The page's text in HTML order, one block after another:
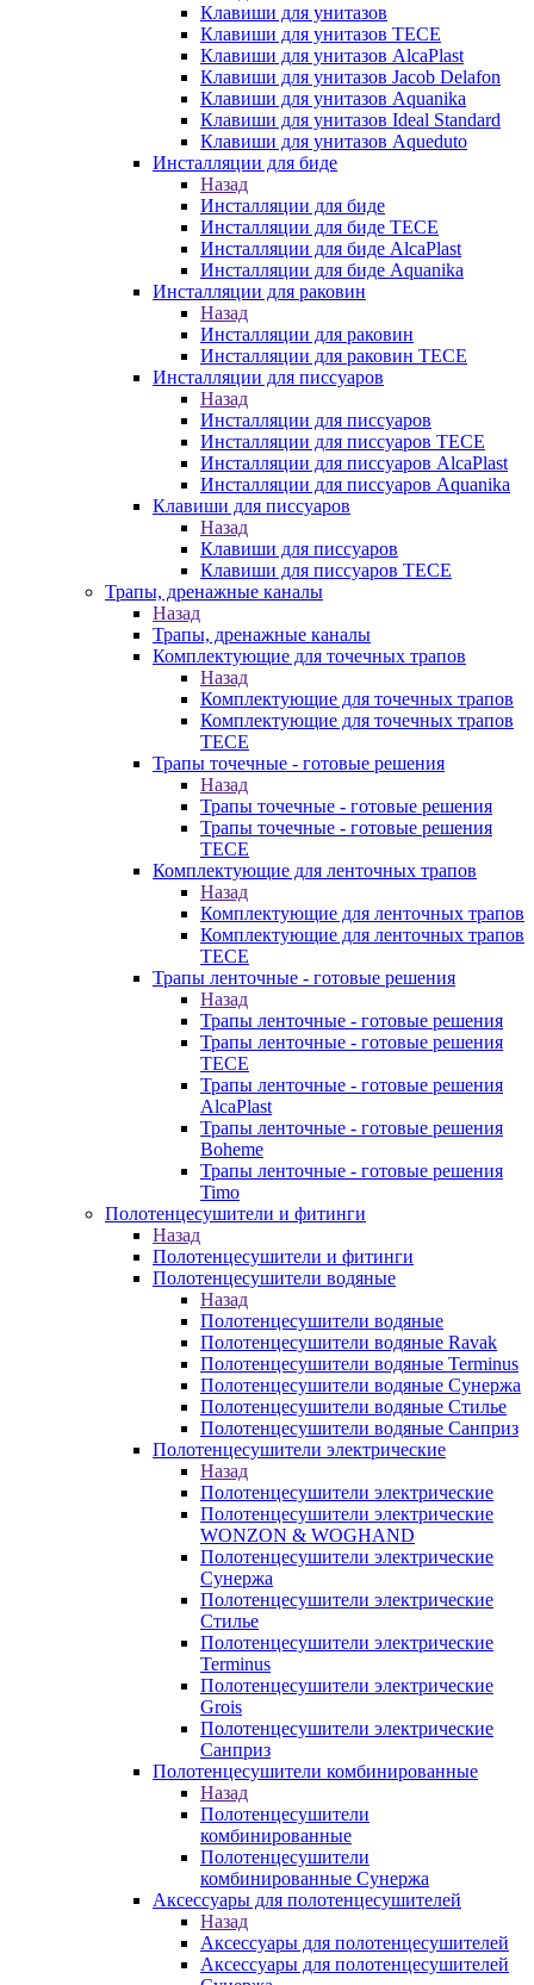
Клавиши для унитазов
Клавиши для унитазов TECE
Клавиши для унитазов AlcaPlast
Клавиши для унитазов Jacob Delafon
Клавиши для унитазов Aquanika
Клавиши для унитазов Ideal Standard
Клавиши для унитазов Aqueduto
Инсталляции для биде
Назад
Инсталляции для биде
Инсталляции для биде TECE
Инсталляции для биде AlcaPlast
Инсталляции для биде Aquanika
Инсталляции для раковин
Назад
Инсталляции для раковин
Инсталляции для раковин TECE
Инсталляции для писсуаров
Назад
Инсталляции для писсуаров
Инсталляции для писсуаров TECE
Инсталляции для писсуаров AlcaPlast
Инсталляции для писсуаров Aquanika
Клавиши для писсуаров
Назад
Клавиши для писсуаров
Клавиши для писсуаров TECE
Трапы, дренажные каналы
Назад
Трапы, дренажные каналы
Комплектующие для точечных трапов
Назад
Комплектующие для точечных трапов
Комплектующие для точечных трапов
TECE
Трапы точечные - готовые решения
Назад
Трапы точечные - готовые решения
Трапы точечные - готовые решения
TECE
Комплектующие для ленточных трапов
Назад
Комплектующие для ленточных трапов
Комплектующие для ленточных трапов
TECE
Трапы ленточные - готовые решения
Назад
Трапы ленточные - готовые решения
Трапы ленточные - готовые решения
TECE
Трапы ленточные - готовые решения
AlcaPlast
Трапы ленточные - готовые решения
Boheme
Трапы ленточные - готовые решения
Timo
Полотенцесушители и фитинги
Назад
Полотенцесушители и фитинги
Полотенцесушители водяные
Назад
Полотенцесушители водяные
Полотенцесушители водяные Ravak
Полотенцесушители водяные Terminus
Полотенцесушители водяные Сунержа
Полотенцесушители водяные Стилье
Полотенцесушители водяные Санприз
Полотенцесушители электрические
Назад
Полотенцесушители электрические
Полотенцесушители электрические
WONZON & WOGHAND
Полотенцесушители электрические
Сунержа
Полотенцесушители электрические
Стилье
Полотенцесушители электрические
Terminus
Полотенцесушители электрические
Grois
Полотенцесушители электрические
Санприз
Полотенцесушители комбинированные
Назад
Полотенцесушители
комбинированные
Полотенцесушители
комбинированные Сунержа
Аксессуары для полотенцесушителей
Назад
Аксессуары для полотенцесушителей
Аксессуары для полотенцесушителей